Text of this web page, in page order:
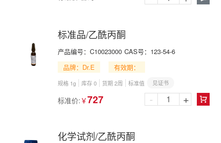
标准品/乙酰丙酮
产品编号： C10023000 CAS号： 123-54-6
品牌：Dr.E
有效期：
规格 1g 库存 0 货期 2周 标准值 见证书
标准价: ￥727 
- +
化学试剂/乙酰丙酮